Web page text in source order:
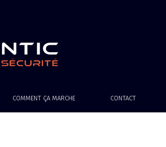
COMMENT ÇA MARCHE CONTACT